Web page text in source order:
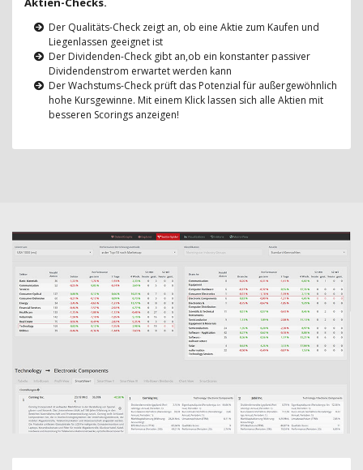
Der Qualitäts-Check zeigt an, ob eine Aktie zum Kaufen und
Liegenlassen geeignet ist
Der Dividenden-Check gibt an,ob ein konstanter passiver
Dividendenstrom erwartet werden kann
Der Wachstums-Check prüft das Potenzial für außergewöhnlich
hohe Kursgewinne. Mit einem Klick lassen sich alle Aktien mit
besseren Scorings anzeigen!